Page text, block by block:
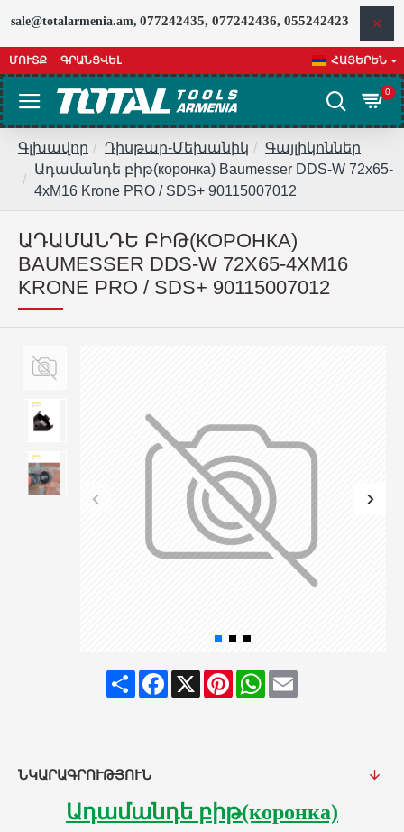
sale@totalarmenia.am, 077242435, 077242436, 055242423
ՄՈՒՏՔ ԳՐԱՆՑՎԵԼ ՀԱՅԵՐԵՆ
0
Գլխավոր Դիսթար-Մեխանիկ
Գայլիկոններ
Ադամանդե բիթ(коронка) Baumesser DDS-W 72x65-
4xM16 Krone PRO / SDS+ 90115007012
ԱԴԱՄԱՆԴԵ ԲԻԹ(КОРОНКА)
BAUMESSER DDS-W 72X65-4XM16
KRONE PRO / SDS+ 90115007012
ShareFacebook
X PinterestWhatsApp
Email
ՆԿԱՐԱԳՐՈՒԹՅՈՒՆ
Ադամանդե բիթ(коронка)